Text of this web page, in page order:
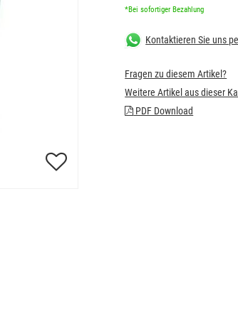
*Bei sofortiger Bezahlung
Kontaktieren Sie uns
Fragen zu diesem Artikel?
Weitere Artikel aus dieser
PDF Download